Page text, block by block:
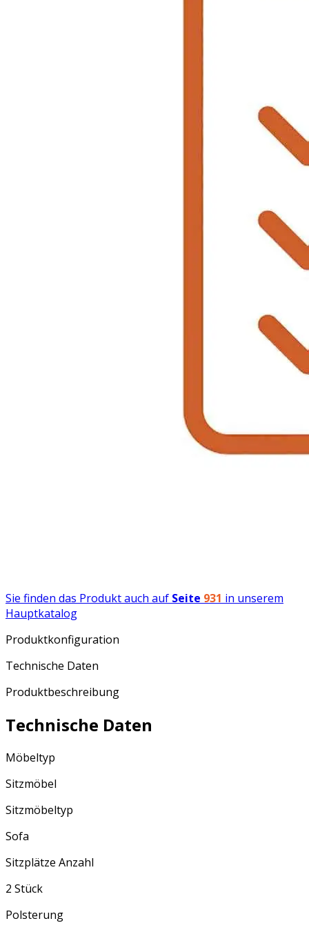
Sie finden das Produkt auch auf Seite 931 in unserem
Hauptkatalog
Produktkonfiguration
Technische Daten
Produktbeschreibung
Technische Daten
Möbeltyp
Sitzmöbel
Sitzmöbeltyp
Sofa
Sitzplätze Anzahl
2 Stück
Polsterung